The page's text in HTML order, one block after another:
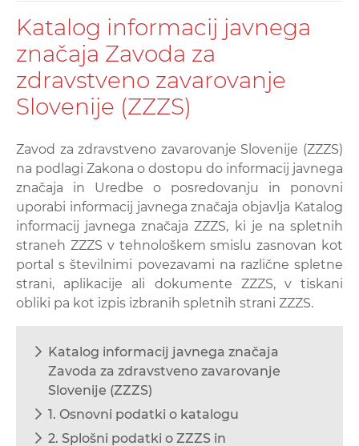
Katalog informacij javnega
značaja Zavoda za
zdravstveno zavarovanje
Slovenije (ZZZS)
Zavod za zdravstveno zavarovanje Slovenije (ZZZS)
na podlagi Zakona o dostopu do informacij javnega
značaja in Uredbe o posredovanju in ponovni
uporabi informacij javnega značaja objavlja Katalog
informacij javnega značaja ZZZS, ki je na spletnih
straneh ZZZS v tehnološkem smislu zasnovan kot
portal s številnimi povezavami na različne spletne
strani, aplikacije ali dokumente ZZZS, v tiskani
obliki pa kot izpis izbranih spletnih strani ZZZS.
Katalog informacij javnega značaja
Zavoda za zdravstveno zavarovanje
Slovenije (ZZZS)
1. Osnovni podatki o katalogu
2. Splošni podatki o ZZZS in